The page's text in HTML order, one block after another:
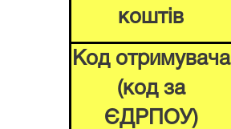
коштів
Код отримувача
(код за
ЄДРПОУ)